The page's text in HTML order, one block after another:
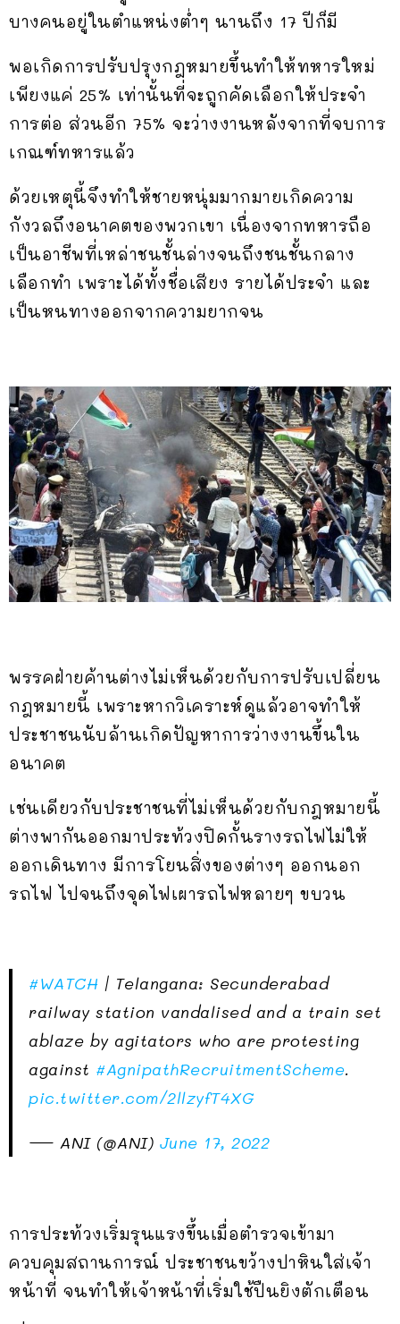
บางคนอยู่ในตำแหน่งต่ำๆ นานถึง 17 ปีก็มี
พอเกิดการปรับปรุงกฎหมายขึ้นทำให้ทหารใหม่
เพียงแค่ 25% เท่านั้นที่จะถูกคัดเลือกให้ประจำ
การต่อ ส่วนอีก 75% จะว่างงานหลังจากที่จบการ
เกณฑ์ทหารแล้ว
ด้วยเหตุนี้จึงทำให้ชายหนุ่มมากมายเกิดความ
กังวลถึงอนาคตของพวกเขา เนื่องจากทหารถือ
เป็นอาชีพที่เหล่าชนชั้นล่างจนถึงชนชั้นกลาง
เลือกทำ เพราะได้ทั้งชื่อเสียง รายได้ประจำ และ
เป็นหนทางออกจากความยากจน
พรรคฝ่ายค้านต่างไม่เห็นด้วยกับการปรับเปลี่ยน
กฎหมายนี้ เพราะหากวิเคราะห์ดูแล้วอาจทำให้
ประชาชนนับล้านเกิดปัญหาการว่างงานขึ้นใน
อนาคต
เช่นเดียวกับประชาชนที่ไม่เห็นด้วยกับกฎหมายนี้
ต่างพากันออกมาประท้วงปิดกั้นรางรถไฟไม่ให้
ออกเดินทาง มีการโยนสิ่งของต่างๆ ออกนอก
รถไฟ ไปจนถึงจุดไฟเผารถไฟหลายๆ ขบวน
#WATCH | Telangana: Secunderabad
railway station vandalised and a train set
ablaze by agitators who are protesting
against #AgnipathRecruitmentScheme.
pic.twitter.com/2llzyfT4XG
— ANI (@ANI) June 17, 2022
การประท้วงเริ่มรุนแรงขึ้นเมื่อตำรวจเข้ามา
ควบคุมสถานการณ์ ประชาชนขว้างปาหินใส่เจ้า
หน้าที่ จนทำให้เจ้าหน้าที่เริ่มใช้ปืนยิงตักเตือน